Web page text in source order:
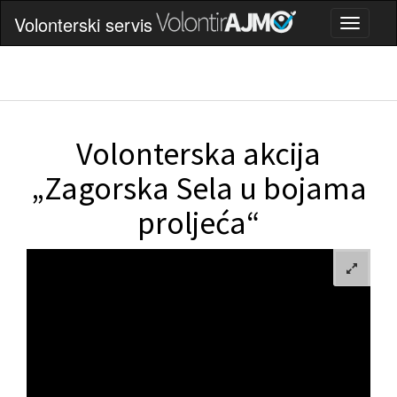
Volonterski servis
Volonterska akcija
„Zagorska Sela u bojama
proljeća“